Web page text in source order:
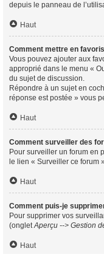
depuis le panneau de
Haut
Comment mettre en
Vous pouvez ajouter aux
approprié dans le menu «
du sujet de discussion.
Répondre à un sujet en
réponse est postée » vous
Haut
Comment surveiller des
Pour surveiller un forum en
le lien « Surveiller ce forum
Haut
Comment puis-je
Pour supprimer vos
(ongletAperçu --> Gestion
Haut